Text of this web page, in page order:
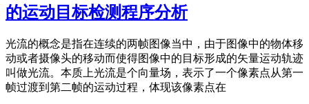
的运动目标检测程序分析
光流的概念是指在连续的两帧图像当中，由于图像中的物体移
动或者摄像头的移动而使得图像中的目标形成的矢量运动轨迹
叫做光流。本质上光流是个向量场，表示了一个像素点从第一
帧过渡到第二帧的运动过程，体现该像素点在